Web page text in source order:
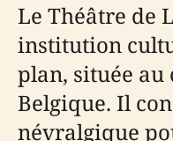
Le Théâtre de
institution
plan, située
Belgique. Il
névralgique